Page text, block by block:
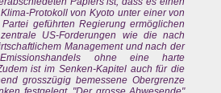
Protokoll von Kyoto unter einer von
geführten Regierung ermöglichen
US-Forderungen wie die nach
Management und nach der
ohne eine harte
ist im Senken-Kapitel auch für die
grosszügig bemessene Obergrenze